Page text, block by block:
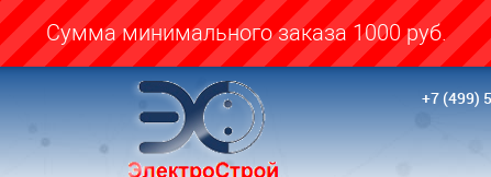
Cумма минимального заказа 1000 руб.
+7 (499)